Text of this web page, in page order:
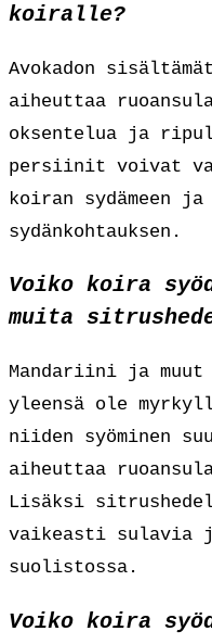
koiralle?
Avokadon
aiheuttaa
oksentelua ja
persiinit voivat
koiran sydämeen
sydänkohtauksen.
Voiko koira
muita
Mandariini ja
yleensä ole
niiden syöminen
aiheuttaa
Lisäksi
vaikeasti sulavia
suolistossa.
Voiko koira